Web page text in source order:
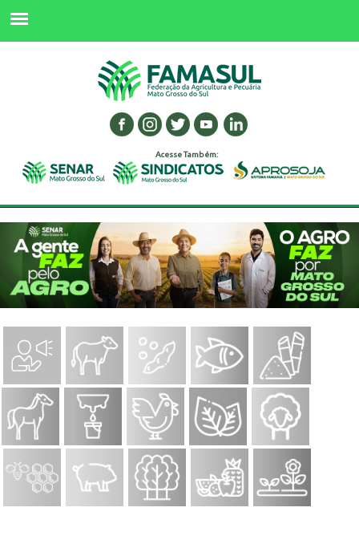
Acesse Também: